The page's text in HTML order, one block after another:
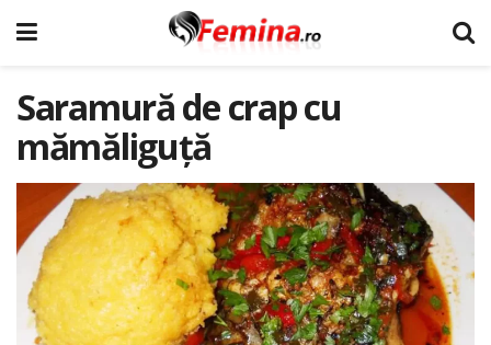
Saramură de crap cu
mămăliguță